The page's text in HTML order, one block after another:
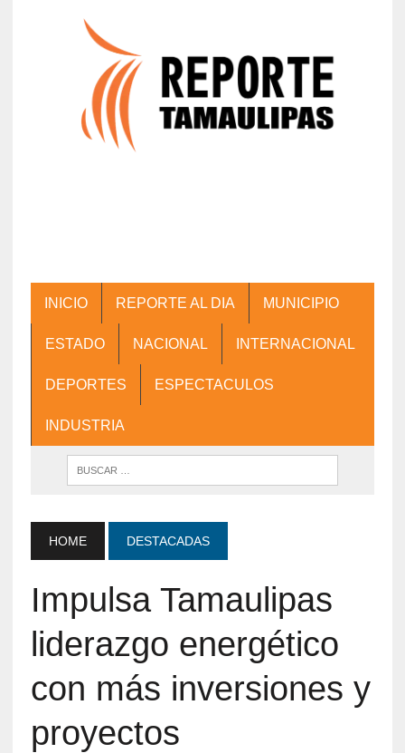
INICIO REPORTE AL DIA MUNICIPIO
ESTADO NACIONAL INTERNACIONAL
DEPORTES ESPECTACULOS
INDUSTRIA
HOME DESTACADAS
Impulsa Tamaulipas
liderazgo energético
con más inversiones y
proyectos